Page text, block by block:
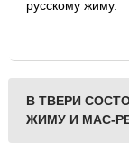
русскому жиму.
В ТВЕРИ
ЖИМУ И МАС-